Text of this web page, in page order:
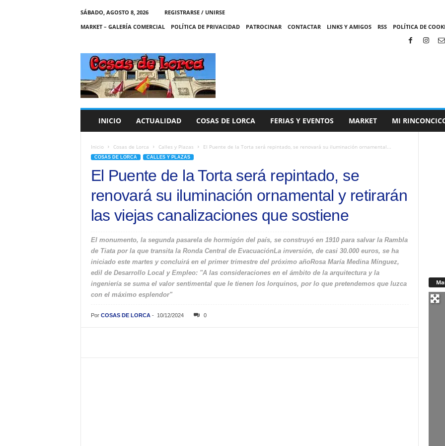
SÁBADO, AGOSTO 8, 2026
REGISTRARSE / UNIRSE
MARKET – GALERÍA COMERCIAL
POLÍTICA DE PRIVACIDAD PATROCINAR CONTACTAR LINKS Y AMIGOS RSS POLÍTICA DE
C
A
S
INICIO ACTUALIDAD COSAS DE LORCA FERIAS Y EVENTOS MARKET MI
Inicio Cosas de Lorca Calles y Plazas El Puente de la Torta será repintado, se renovará su iluminación ornamental...
COSAS DE LORCA CALLES Y PLAZAS
El Puente de la Torta será repintado, se
renovará su iluminación ornamental y retirarán
las viejas canalizaciones que sostiene
El monumento, la segunda pasarela de hormigón del país, se construyó en 1910 para salvar la Rambla
de Tiata por la que transita la Ronda Central de EvacuaciónLa inversión, de casi 30.000 euros, se ha
iniciado este martes y concluirá en el primer trimestre del próximo añoRosa María Medina Mínguez,
edil de Desarrollo Local y Empleo: "A las consideraciones en el ámbito de la arquitectura y la
ingeniería se suma el valor sentimental que le tienen los lorquinos, por lo que pretendemos que luzca
con el máximo esplendor"
Por COSAS DE LORCA- 10/12/2024 0